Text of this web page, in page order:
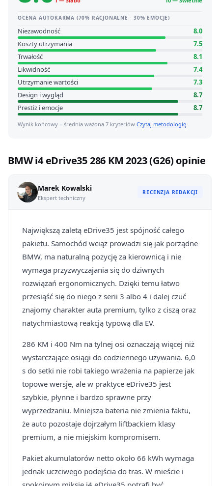
OCENA AUTOKARMA (70% RACJONALNE · 30% EMOCJE)
Niezawodność
8.0
Koszty utrzymania
7.5
Trwałość
8.1
Likwidność
7.4
Utrzymanie wartości
7.3
Design i wygląd
8.7
Prestiż i emocje
8.7
Wynik końcowy = średnia ważona 7 kryteriów Czytaj metodologię
BMW i4 eDrive35 286 KM 2023 (G26) opinie
Marek Kowalski
Ekspert techniczny
RECENZJA REDAKCJI
Największą zaletą eDrive35 jest spójność całego
pakietu. Samochód wciąż prowadzi się jak porządne
BMW, ma naturalną pozycję za kierownicą i nie
wymaga przyzwyczajania się do dziwnych
rozwiązań ergonomicznych. Dzięki temu łatwo
przesiąść się do niego z serii 3 albo 4 i dalej czuć
znajomy charakter auta premium, tylko z ciszą oraz
natychmiastową reakcją typową dla EV.
286 KM i 400 Nm na tylnej osi oznaczają więcej niż
wystarczające osiągi do codziennego używania. 6,0
s do setki nie robi takiego wrażenia na papierze jak
topowe wersje, ale w praktyce eDrive35 jest
szybkie, płynne i bardzo sprawne przy
wyprzedzaniu. Mniejsza bateria nie zmienia faktu,
że auto pozostaje dojrzałym liftbackiem klasy
premium, a nie miejskim kompromisem.
Pakiet akumulatorów netto około 66 kWh wymaga
jednak uczciwego podejścia do tras. W mieście i